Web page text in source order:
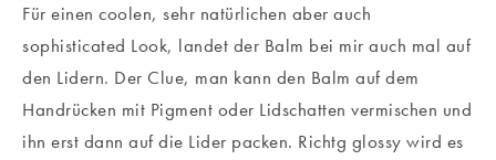
Für einen coolen, sehr natürlichen aber auch
sophisticated Look, landet der Balm bei mir auch mal auf
den Lidern. Der Clue, man kann den Balm auf dem
Handrücken mit Pigment oder Lidschatten vermischen und
ihn erst dann auf die Lider packen. Richtg glossy wird es